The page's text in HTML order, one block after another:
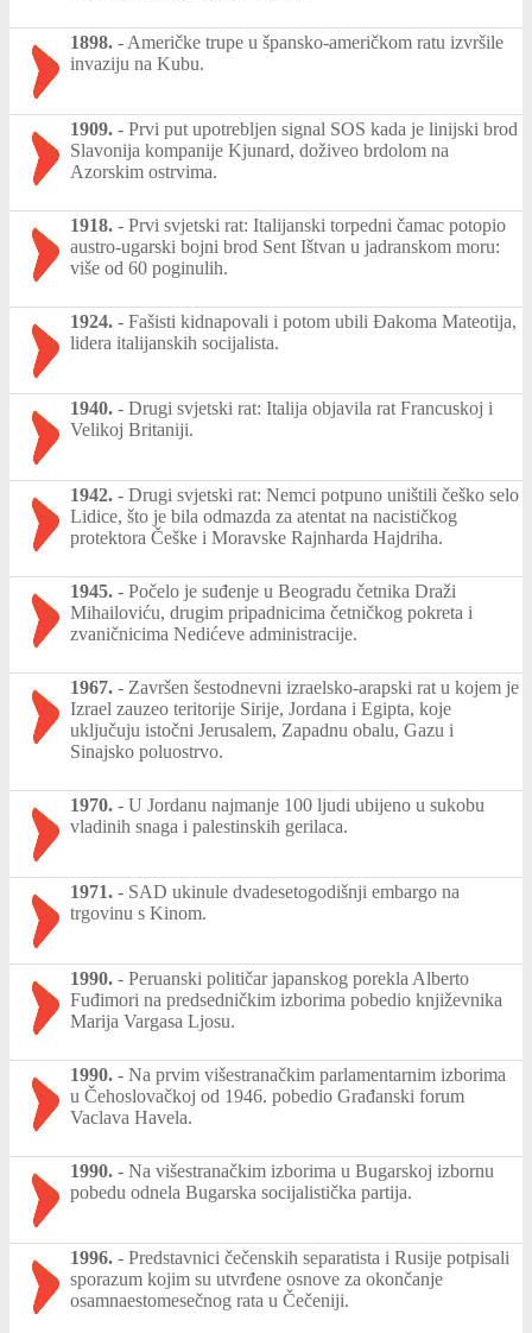
1898. - Američke trupe u špansko-američkom ratu izvršile
invaziju na Kubu.
1909. - Prvi put upotrebljen signal SOS kada je linijski brod
Slavonija kompanije Kjunard, doživeo brdolom na
Azorskim ostrvima.
1918. - Prvi svjetski rat: Italijanski torpedni čamac potopio
austro-ugarski bojni brod Sent Ištvan u jadranskom moru:
više od 60 poginulih.
1924. - Fašisti kidnapovali i potom ubili Đakoma Mateotija,
lidera italijanskih socijalista.
1940. - Drugi svjetski rat: Italija objavila rat Francuskoj i
Velikoj Britaniji.
1942. - Drugi svjetski rat: Nemci potpuno uništili češko selo
Lidice, što je bila odmazda za atentat na nacističkog
protektora Češke i Moravske Rajnharda Hajdriha.
1945. - Počelo je suđenje u Beogradu četnika Draži
Mihailoviću, drugim pripadnicima četničkog pokreta i
zvaničnicima Nedićeve administracije.
1967. - Završen šestodnevni izraelsko-arapski rat u kojem je
Izrael zauzeo teritorije Sirije, Jordana i Egipta, koje
uključuju istočni Jerusalem, Zapadnu obalu, Gazu i
Sinajsko poluostrvo.
1970. - U Jordanu najmanje 100 ljudi ubijeno u sukobu
vladinih snaga i palestinskih gerilaca.
1971. - SAD ukinule dvadesetogodišnji embargo na
trgovinu s Kinom.
1990. - Peruanski političar japanskog porekla Alberto
Fuđimori na predsedničkim izborima pobedio književnika
Marija Vargasa Ljosu.
1990. - Na prvim višestranačkim parlamentarnim izborima
u Čehoslovačkoj od 1946. pobedio Građanski forum
Vaclava Havela.
1990. - Na višestranačkim izborima u Bugarskoj izbornu
pobedu odnela Bugarska socijalistička partija.
1996. - Predstavnici čečenskih separatista i Rusije potpisali
sporazum kojim su utvrđene osnove za okončanje
osamnaestomesečnog rata u Čečeniji.